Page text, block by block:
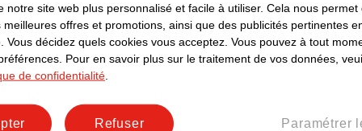
Plus besoin de rester
En magasin, vous
directement depuis votre
facile et prêt
notre site web plus personnalisé et facile à utiliser. Cela nous permet
meilleures offres et promotions, ainsi que des publicités pertinentes
Vous décidez quels cookies vous acceptez. Vous pouvez à tout
Pour en savoir plus sur le traitement de vos données,
de confidentialité
Paramétrer
Refuser